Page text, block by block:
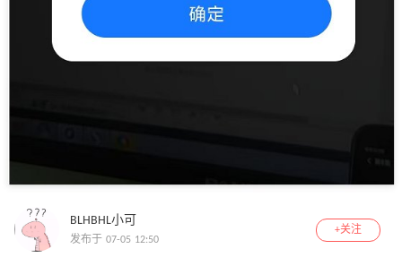
BLHBHL小可
发布于 07-05 12:50
+关注